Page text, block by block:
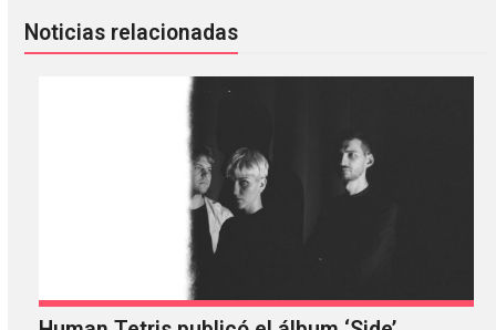
Noticias relacionadas